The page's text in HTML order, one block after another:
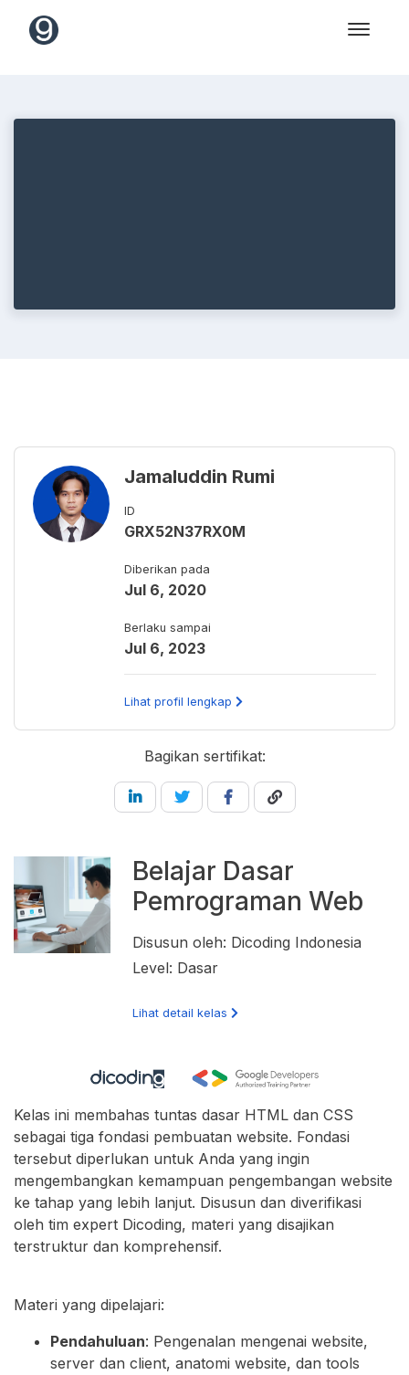
Jamaluddin Rumi
ID
GRX52N37RX0M
Diberikan pada
Jul 6, 2020
Berlaku sampai
Jul 6, 2023
Lihat profil lengkap
Bagikan sertifikat:
Belajar Dasar
Pemrograman Web
Disusun oleh: Dicoding Indonesia
Level: Dasar
Lihat detail kelas
Kelas ini membahas tuntas dasar HTML dan CSS
sebagai tiga fondasi pembuatan website. Fondasi
tersebut diperlukan untuk Anda yang ingin
mengembangkan kemampuan pengembangan website
ke tahap yang lebih lanjut. Disusun dan diverifikasi
oleh tim expert Dicoding, materi yang disajikan
terstruktur dan komprehensif.
Materi yang dipelajari:
Pendahuluan: Pengenalan mengenai website,
server dan client, anatomi website, dan tools